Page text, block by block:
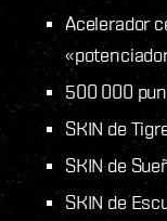
Acelerador
500 000
SKIN de
SKIN de
SKIN de